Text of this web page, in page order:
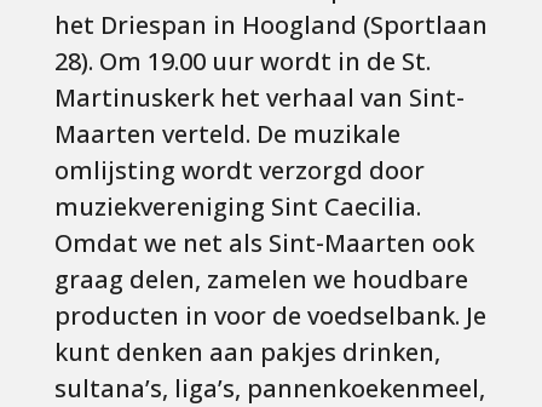
het Driespan in Hoogland (Sportlaan
28). Om 19.00 uur wordt in de St.
Martinuskerk het verhaal van Sint-
Maarten verteld. De muzikale
omlijsting wordt verzorgd door
muziekvereniging Sint Caecilia.
Omdat we net als Sint-Maarten ook
graag delen, zamelen we houdbare
producten in voor de voedselbank. Je
kunt denken aan pakjes drinken,
sultana’s, liga’s, pannenkoekenmeel,